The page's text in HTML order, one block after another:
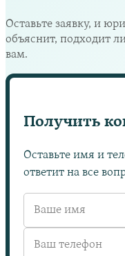
Оставьте заявку, и
объяснит, подходит
вам.
Получить
Оставьте имя и
ответит на все